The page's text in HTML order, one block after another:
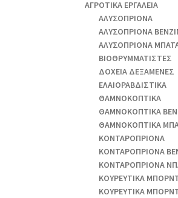
ΑΓΡΟΤΙΚΑ ΕΡΓΑΛΕΙΑ
AΛΥΣΟΠΡΙΟΝΑ
AΛΥΣΟΠΡΙΟΝΑ
AΛΥΣΟΠΡΙΟΝΑ
ΒΙΟΘΡΥΜΜΑΤΙΣΤΕΣ
ΔΟΧΕΙΑ ΔΕΞΑΜΕΝΕΣ
ΕΛΑΙΟΡΑΒΔΙΣΤΙΚΑ
ΘAΜΝΟΚΟΠΤΙΚΑ
ΘAΜΝΟΚΟΠΤΙΚΑ
ΘAΜΝΟΚΟΠΤΙΚΑ
ΚΟΝΤΑΡΟΠΡΙΟΝΑ
ΚΟΝΤΑΡΟΠΡΙΟΝΑ
ΚΟΝΤΑΡΟΠΡΙΟΝΑ
ΚΟΥΡΕΥΤΙΚΑ
ΚΟΥΡΕΥΤΙΚΑ